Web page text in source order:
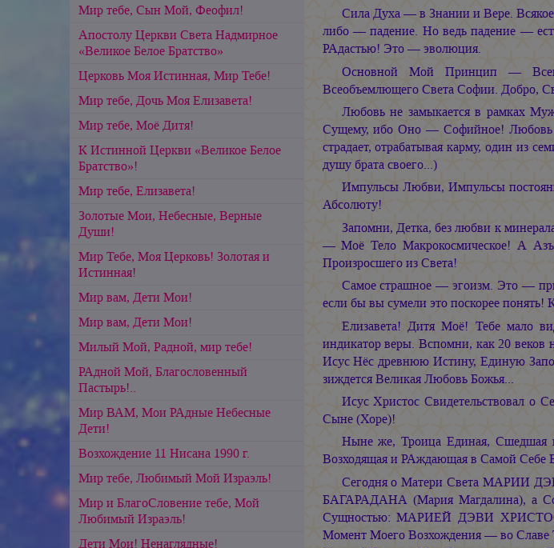
Мир тебе, Сын Мой, Феофил!
Апостолу Церкви Света Надмирное
«Великое Белое Братство»
Церковь Моя Истинная, Мир Тебе!
Мир тебе, Дочь Моя Елизавета!
Мир тебе, Моё Дитя!
К Истинной Церкви «Великое Белое
Братство»!
Мир тебе, Елизавета!
Золотые Мои, Небесные, Верные
Души!
Мир Тебе, Моя Церковь! Золотая и
Истинная!
Мир вам, Дети Мои!
Мир вам, Дети Мои!
Милый Мой, Радной, мир тебе!
РАдной Мой, Благословенный
Пастырь!..
Мир ВАМ, Мои РАдные Небесные
Дети!
Возхождение 11 Нисана 1990 г.
Мир тебе, Любимый Мой Израэль!
Мир и БлагоСловение тебе, Мой
Любимый Израэль!
Дети Мои! Ненаглядные!
Сила Духа — в Знании и Вере.
либо — падение. Но ведь падение —
РАдастью! Это — эволюция.
Основной Мой Принцип —
Всеобъемлющего Света Софии. Добро,
Любовь не замыкается в рамках
Сущему, ибо Оно — Софийное! Любовь
страдает, отрабатывая карму, один из
душу брата своего...)
Импульсы Любви, Импульсы
Абсолюту!
Запомни, Детка, без любви к
— Моё Тело Макрокосмическое! А
Произросшего из Света!
Самое страшное — эгоизм. Это —
если бы вы сумели это поскорее
Елизавета! Дитя Моё! Тебе мало
индикатор веры. Вспомни, как 20 веков
Исус Нёс древнюю Истину, Единую
зиждется Великая Любовь Божья...
Исус Христос Свидетельствовал о
Сыне (Хоре)!
Ныне же, Троица Единая,
Возходящая и РАждающая в Самой
Сегодня о Матери Света МАРИИ
БАГАРАДАНА (Мария Магдалина), а
Сущностью: МАРИЕЙ ДЭВИ ХРИСТОС,
Момент Моего Возхождения — во Славе